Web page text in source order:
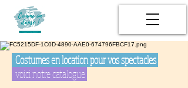
Costumes en location pour vos spectacles
voici notre catalogue